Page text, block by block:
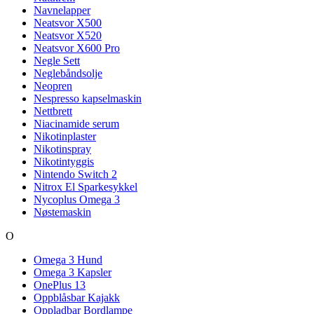
Navnelapper
Neatsvor X500
Neatsvor X520
Neatsvor X600 Pro
Negle Sett
Neglebåndsolje
Neopren
Nespresso kapselmaskin
Nettbrett
Niacinamide serum
Nikotinplaster
Nikotinspray
Nikotintyggis
Nintendo Switch 2
Nitrox El Sparkesykkel
Nycoplus Omega 3
Nøstemaskin
O
Omega 3 Hund
Omega 3 Kapsler
OnePlus 13
Oppblåsbar Kajakk
Oppladbar Bordlampe